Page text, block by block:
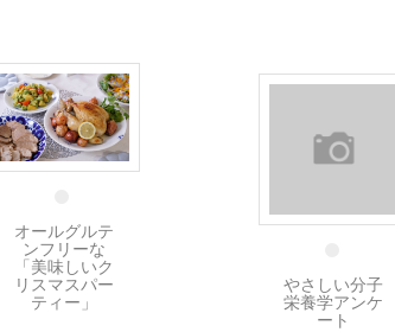
22 12月
オールグルテ
ンフリーな
「美味しいク
リスマスパー
ティー」
やさしい分子
栄養学アンケ
ート